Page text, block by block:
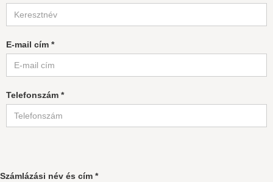
E-mail cím *
Telefonszám *
Számlázási név és cím *